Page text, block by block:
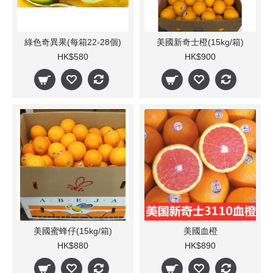
綠色奇異果(每箱22-28個)
HK$580
美國新奇士橙(15kg/箱)
HK$900
美國蜜蜂仔(15kg/箱)
HK$880
美國血橙
HK$890